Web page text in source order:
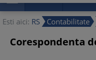
Esti aici: RS Contabilitate
Corespondenta